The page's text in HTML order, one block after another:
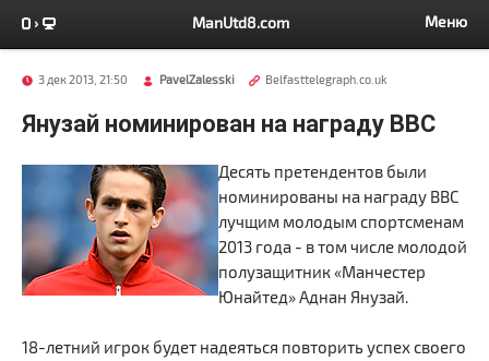
ManUtd8.com Меню
3 дек 2013, 21:50 PavelZalesski Belfasttelegraph.co.uk
Янузай номинирован на награду BBC
Десять претендентов были
номинированы на награду BBC
лучщим молодым спортсменам
2013 года - в том числе молодой
полузащитник «Манчестер
Юнайтед» Аднан Янузай.
18-летний игрок будет надеяться повторить успех своего